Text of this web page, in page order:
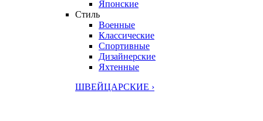
Японские
Стиль
Военные
Классические
Спортивные
Дизайнерские
Яхтенные
ШВЕЙЦАРСКИЕ ›